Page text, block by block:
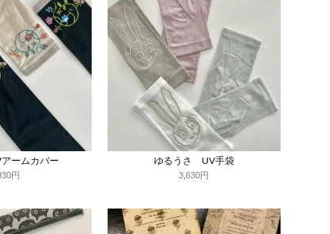
ームカバー
円
ゆるうさ UV手袋
3,630円